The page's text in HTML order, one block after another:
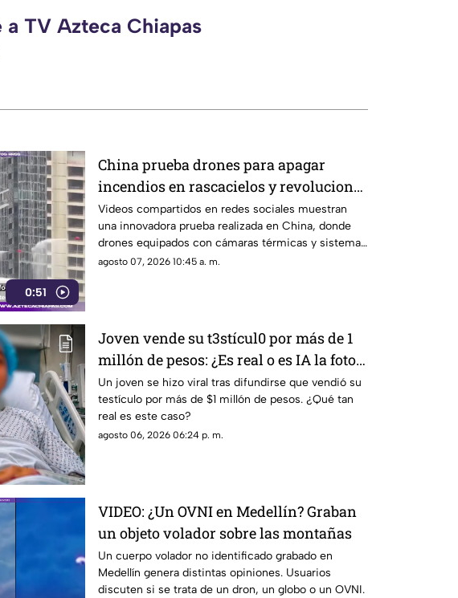
TV Azteca Chiapas
0:51
China prueba drones para apagar
incendios en rascacielos y revoluciona
la atención de emergencias
Videos compartidos en redes sociales muestran
una innovadora prueba realizada en China, donde
drones equipados con cámaras térmicas y sistemas
de alta presión fueron utilizados para combatir
agosto 07, 2026 10:45 a. m.
Joven vende su t3stícul0 por más de 1
millón de pesos: ¿Es real o es IA la foto
en redes sociales?
Un joven se hizo viral tras difundirse que vendió su
testículo por más de $1 millón de pesos. ¿Qué tan
real es este caso?
agosto 06, 2026 06:24 p. m.
VIDEO: ¿Un OVNI en Medellín? Graban
un objeto volador sobre las montañas
Un cuerpo volador no identificado grabado en
Medellín genera distintas opiniones. Usuarios
discuten si se trata de un dron, un globo o un OVNI.